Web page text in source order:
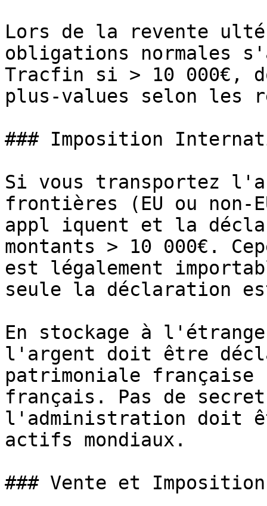
Lors de la revente
obligations normales
Tracfin si > 10 000€,
plus-values selon les
### Imposition
Si vous transportez
frontières (EU ou non-
appl iquent et la
montants > 10 000€.
est légalement
seule la déclaration
En stockage à
l'argent doit être
patrimoniale
français. Pas de
l'administration doit
actifs mondiaux.
### Vente et Imposition